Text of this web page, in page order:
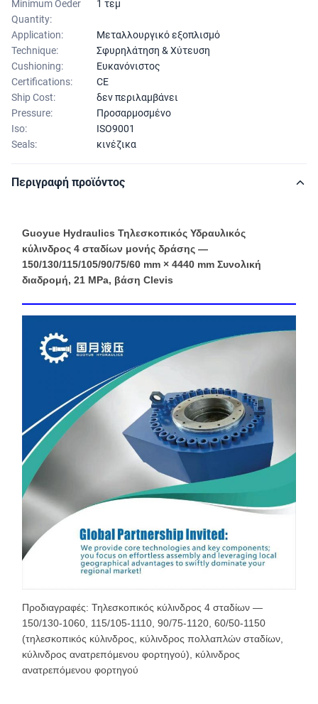
Minimum Oeder
Quantity:
1 τεμ
Application:
Μεταλλουργικό εξοπλισμό
Technique:
Σφυρηλάτηση & Χύτευση
Cushioning:
Ευκανόνιστος
Certifications:
CE
Ship Cost:
δεν περιλαμβάνει
Pressure:
Προσαρμοσμένο
Iso:
ISO9001
Seals:
κινέζικα
Περιγραφή προϊόντος
Guoyue Hydraulics Τηλεσκοπικός Υδραυλικός
κύλινδρος 4 σταδίων μονής δράσης —
150/130/115/105/90/75/60 ​​mm × 4440 mm Συνολική
διαδρομή, 21 MPa, βάση Clevis
Προδιαγραφές: Τηλεσκοπικός κύλινδρος 4 σταδίων —
150/130-1060, 115/105-1110, 90/75-1120, 60/50-1150
(τηλεσκοπικός κύλινδρος, κύλινδρος πολλαπλών σταδίων,
κύλινδρος ανατρεπόμενου φορτηγού), κύλινδρος
ανατρεπόμενου φορτηγού